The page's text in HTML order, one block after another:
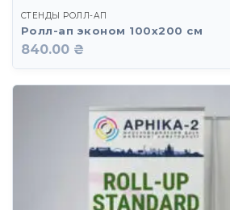
СТЕНДЫ РОЛЛ-АП
Ролл-ап эконом 100х200 см
840.00 ₴